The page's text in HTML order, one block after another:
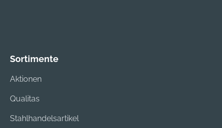
Sortimente
Aktionen
Qualitas
Stahlhandelsartikel